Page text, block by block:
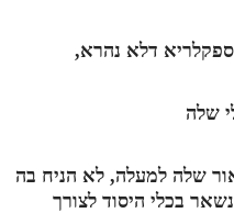
דלא נהרא,
שלה
שלה למעלה, לא הניח בה
בכלי היסוד לצורך